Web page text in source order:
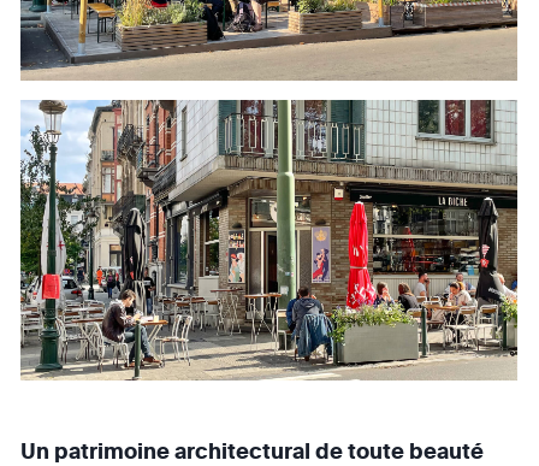
Un patrimoine architectural de toute beauté